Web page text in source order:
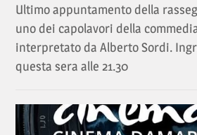
Ultimo appuntamento della
uno dei capolavori della
interpretato da Alberto Sordi.
questa sera alle 21.30